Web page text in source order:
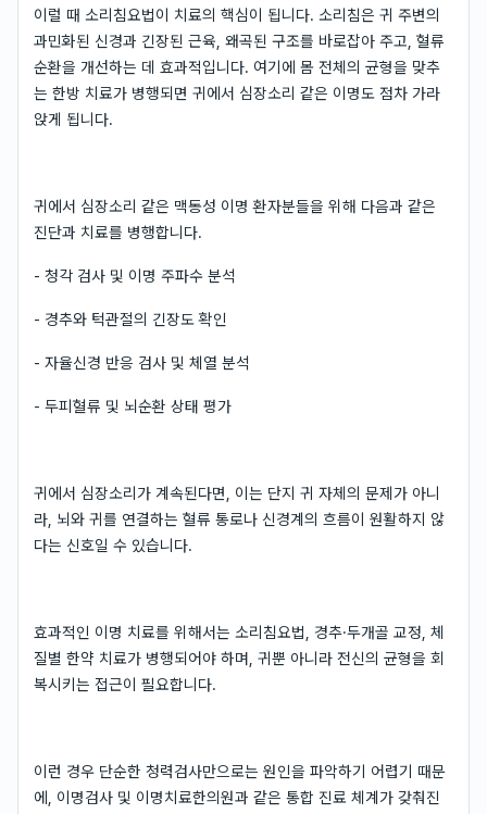
이럴 때 소리침요법이 치료의 핵심이 됩니다. 소리침은 귀 주변의
과민화된 신경과 긴장된 근육, 왜곡된 구조를 바로잡아 주고, 혈류
순환을 개선하는 데 효과적입니다. 여기에 몸 전체의 균형을 맞추
는 한방 치료가 병행되면 귀에서 심장소리 같은 이명도 점차 가라
앉게 됩니다.
귀에서 심장소리 같은 맥동성 이명 환자분들을 위해 다음과 같은
진단과 치료를 병행합니다.
- 청각 검사 및 이명 주파수 분석
- 경추와 턱관절의 긴장도 확인
- 자율신경 반응 검사 및 체열 분석
- 두피혈류 및 뇌순환 상태 평가
귀에서 심장소리가 계속된다면, 이는 단지 귀 자체의 문제가 아니
라, 뇌와 귀를 연결하는 혈류 통로나 신경계의 흐름이 원활하지 않
다는 신호일 수 있습니다.
효과적인 이명 치료를 위해서는 소리침요법, 경추·두개골 교정, 체
질별 한약 치료가 병행되어야 하며, 귀뿐 아니라 전신의 균형을 회
복시키는 접근이 필요합니다.
이런 경우 단순한 청력검사만으로는 원인을 파악하기 어렵기 때문
에, 이명검사 및 이명치료한의원과 같은 통합 진료 체계가 갖춰진